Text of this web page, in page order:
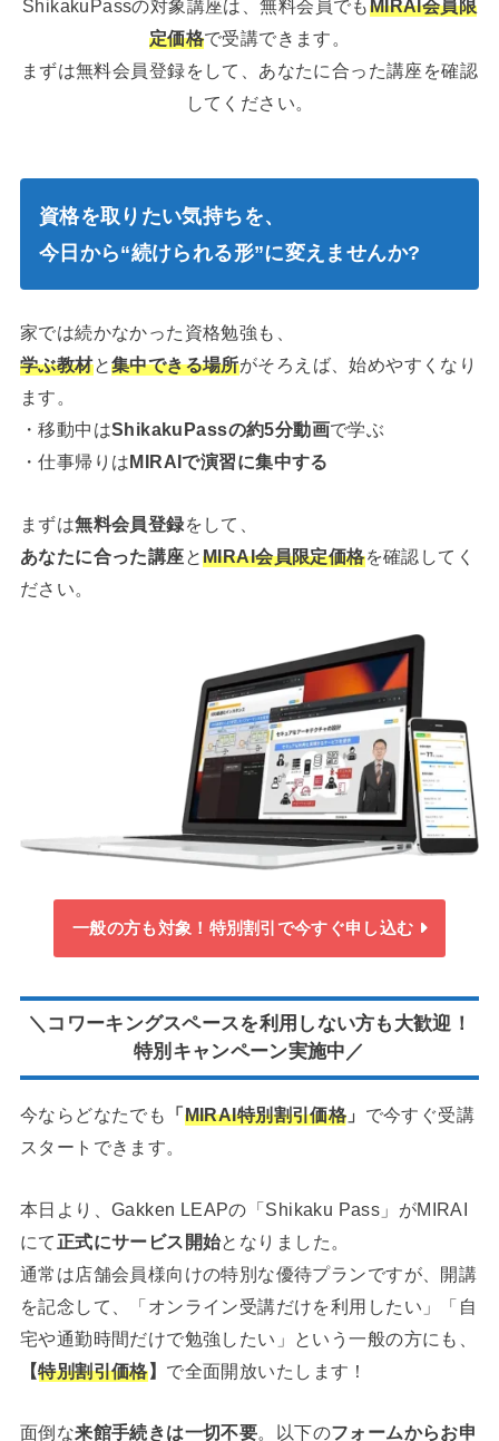
ShikakuPassの対象講座は、無料会員でもMIRAI会員限
定価格で受講できます。
まずは無料会員登録をして、あなたに合った講座を確認
してください。
資格を取りたい気持ちを、
今日から“続けられる形”に変えませんか?
家では続かなかった資格勉強も、
学ぶ教材と集中できる場所がそろえば、始めやすくなり
ます。
・移動中はShikakuPassの約5分動画で学ぶ
・仕事帰りは MIRAIで演習に集中する
まずは無料会員登録をして、
あなたに合った講座とMIRAI会員限定価格を確認してく
ださい。
一般の方も対象！特別割引で今すぐ申し込む
＼コワーキングスペースを利用しない方も大歓迎！
特別キャンペーン実施中／
今ならどなたでも 「 MIRAI特別割引価格 」 で今すぐ受講
スタートできます。
本日より、Gakken LEAPの「Shikaku Pass」がMIRAI
にて 正式にサービス開始となりました。
通常は店舗会員様向けの特別な優待プランですが、開講
を記念して、「オンライン受講だけを利用したい」「自
宅や通勤時間だけで勉強したい」という一般の方にも、
【特別割引価格】 で全面開放いたします！
面倒な来館手続きは一切不要。以下のフォームからお申